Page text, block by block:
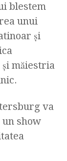
blestem
unui
şi
măiestria
va
show